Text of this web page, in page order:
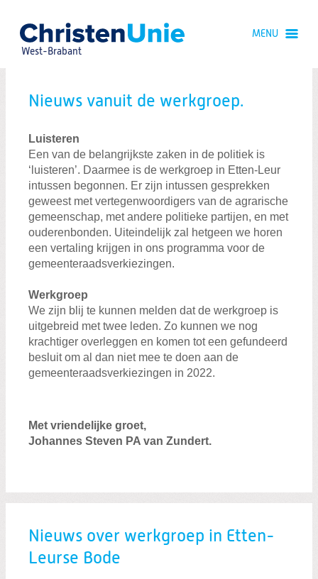
Spring
naar
West-Brabant
MENU
Roosendaal
Halderberge
Steenbergen
Woensdrecht
Gilze-Rijen
Zundert
Drimmelen
Oosterhout
Etten-Leur
Nieuws vanuit de werkgroep.
Luisteren
Een van de belangrijkste zaken in de politiek is
‘luisteren’. Daarmee is de werkgroep in Etten-Leur
intussen begonnen. Er zijn intussen gesprekken
geweest met vertegenwoordigers van de agrarische
gemeenschap, met andere politieke partijen, en met
ouderenbonden. Uiteindelijk zal hetgeen we horen
een vertaling krijgen in ons programma voor de
gemeenteraadsverkiezingen.
Werkgroep
We zijn blij te kunnen melden dat de werkgroep is
uitgebreid met twee leden. Zo kunnen we nog
krachtiger overleggen en komen tot een gefundeerd
besluit om al dan niet mee te doen aan de
gemeenteraadsverkiezingen in 2022.
Met vriendelijke groet,
Johannes Steven PA van Zundert.
Nieuws over werkgroep in Etten-
Leurse Bode